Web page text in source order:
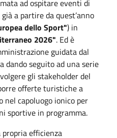
ad ospitare eventi di
a partire da quest’anno
dello Sport") in
2026". Ed è
guidata dal
dando seguito ad una serie
gli stakeholder del
offerte turistiche a
capoluogo ionico per
sportive in programma.
propria efficienza